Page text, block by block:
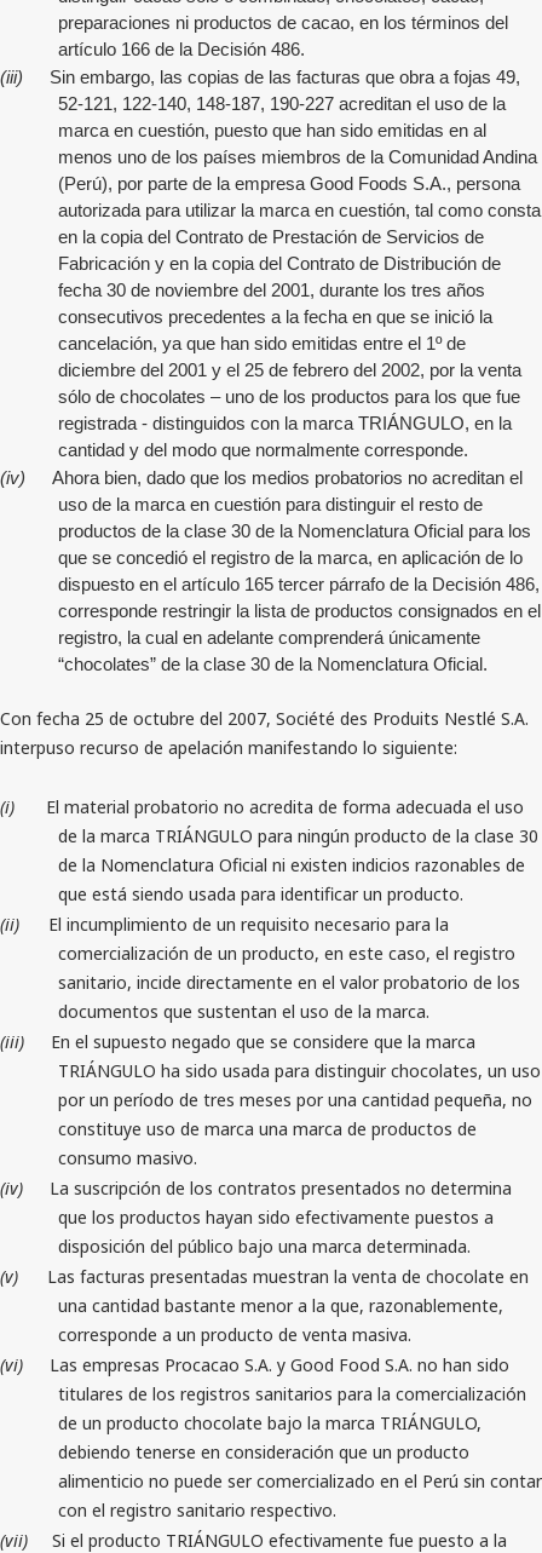
preparaciones ni productos de cacao, en los términos del
artículo 166 de la Decisión 486.
(iii)
Sin embargo, las copias de las facturas que obra a fojas 49,
52-121, 122-140, 148-187, 190-227 acreditan el uso de la
marca en cuestión, puesto que han sido emitidas en al
menos uno de los países miembros de la Comunidad Andina
(Perú), por parte de la empresa Good Foods S.A., persona
autorizada para utilizar la marca en cuestión, tal como consta
en la copia del Contrato de Prestación de Servicios de
Fabricación y en la copia del Contrato de Distribución de
fecha 30 de noviembre del 2001, durante los tres años
consecutivos precedentes a la fecha en que se inició la
cancelación, ya que han sido emitidas entre el 1º de
diciembre del 2001 y el 25 de febrero del 2002, por la venta
sólo de chocolates – uno de los productos para los que fue
registrada - distinguidos con la marca TRIÁNGULO, en la
cantidad y del modo que normalmente corresponde.
(iv)
Ahora bien, dado que los medios probatorios no acreditan el
uso de la marca en cuestión para distinguir el resto de
productos de la clase 30 de la Nomenclatura Oficial para los
que se concedió el registro de la marca, en aplicación de lo
dispuesto en el artículo 165 tercer párrafo de la Decisión 486,
corresponde restringir la lista de productos consignados en el
registro, la cual en adelante comprenderá únicamente
“chocolates” de la clase 30 de la Nomenclatura Oficial.
Con fecha 25 de octubre del 2007, Société des Produits Nestlé S.A.
interpuso recurso de apelación manifestando lo siguiente:
(i)
El material probatorio no acredita de forma adecuada el uso
de la marca TRIÁNGULO para ningún producto de la clase 30
de la Nomenclatura Oficial ni existen indicios razonables de
que está siendo usada para identificar un producto.
(ii)
El incumplimiento de un requisito necesario para la
comercialización de un producto, en este caso, el registro
sanitario, incide directamente en el valor probatorio de los
documentos que sustentan el uso de la marca.
(iii)
En el supuesto negado que se considere que la marca
TRIÁNGULO ha sido usada para distinguir chocolates, un uso
por un período de tres meses por una cantidad pequeña, no
constituye uso de marca una marca de productos de
consumo masivo.
(iv)
La suscripción de los contratos presentados no determina
que los productos hayan sido efectivamente puestos a
disposición del público bajo una marca determinada.
(v)
Las facturas presentadas muestran la venta de chocolate en
una cantidad bastante menor a la que, razonablemente,
corresponde a un producto de venta masiva.
(vi)
Las empresas Procacao S.A. y Good Food S.A. no han sido
titulares de los registros sanitarios para la comercialización
de un producto chocolate bajo la marca TRIÁNGULO,
debiendo tenerse en consideración que un producto
alimenticio no puede ser comercializado en el Perú sin contar
con el registro sanitario respectivo.
(vii)
Si el producto TRIÁNGULO efectivamente fue puesto a la